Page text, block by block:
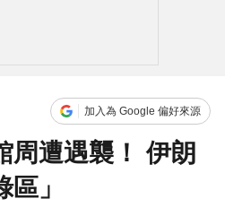
加入為 Google 偏好來源
周遭遇襲！ 伊朗
」